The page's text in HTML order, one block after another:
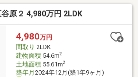
リフォーム済【交換】キッチン、水回り
室内洗濯機置場新設、畳表替(全和
周辺環境・練馬区立橋戸小学校 徒歩3分
ご希望の住まい探しをお手伝いします
・ご相談はお気軽にお問い合わせく
原２ 4,980万円 2LDK
4,980万円
間取り 2LDK
建物面積54.6m2
土地面積55.61m2
築年月 2024年12月(築1年9ヶ月)